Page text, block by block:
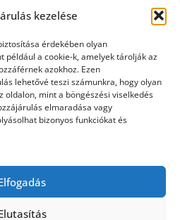
kezelése
érdekében olyan
például a cookie-k, amelyek tárolják az
azokhoz. Ezen
lehetővé teszi számunkra, hogy olyan
oldalon, mint a böngészési viselkedés
elmaradása vagy
bizonyos funkciókat és